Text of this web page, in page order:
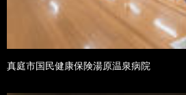
真庭市国民健康保険湯原温泉病院